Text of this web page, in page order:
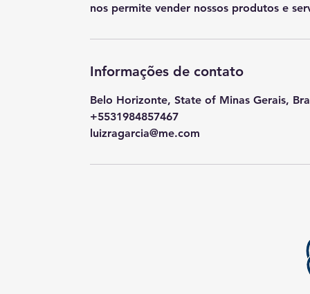
nos permite vender nossos produtos e
Informações de contato
Belo Horizonte, State of Minas Gerais,
+5531984857467
luizragarcia@me.com